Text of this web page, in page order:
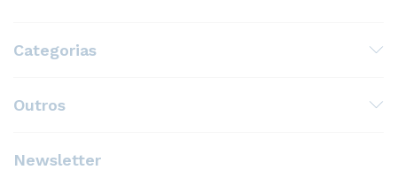
Categorias
Outros
Newsletter